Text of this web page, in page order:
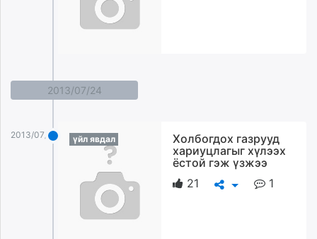
2013/07/24
2013/07/24 үйл явдал
Холбогдох газрууд
хариуцлагыг хүлээх
ёстой гэж үзжээ
21
1